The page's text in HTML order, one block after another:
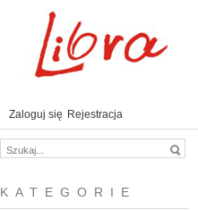
Zaloguj się Rejestracja
KATEGORIE